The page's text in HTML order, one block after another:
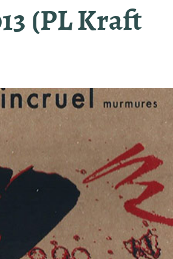
(PL Kraft